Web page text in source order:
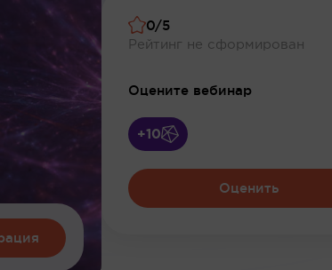
0/5
Рейтинг не сформирован
Оцените вебинар
+10
Оценить